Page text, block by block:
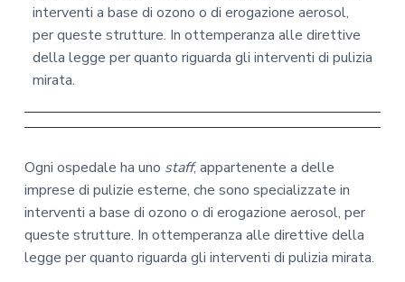
interventi a base di ozono o di erogazione aerosol,
per queste strutture. In ottemperanza alle direttive
della legge per quanto riguarda gli interventi di pulizia
mirata.
Ogni ospedale ha uno staff, appartenente a delle
imprese di pulizie esterne, che sono specializzate in
interventi a base di ozono o di erogazione aerosol, per
queste strutture. In ottemperanza alle direttive della
legge per quanto riguarda gli interventi di pulizia mirata.